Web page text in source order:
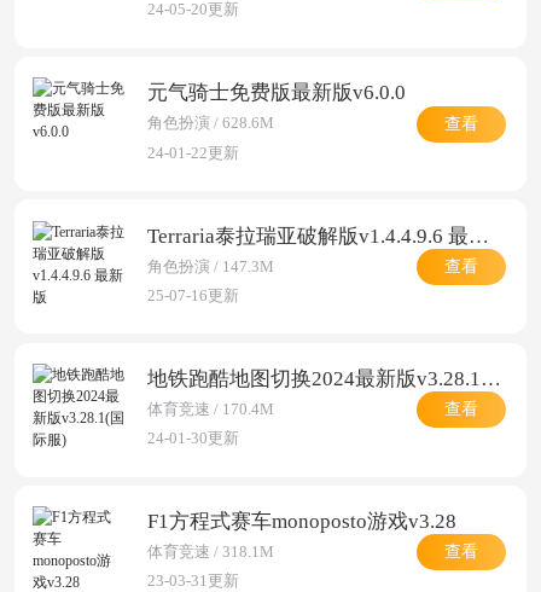
24-05-20更新
元气骑士免费版最新版v6.0.0
角色扮演 / 628.6M
24-01-22更新
查看
Terraria泰拉瑞亚破解版v1.4.4.9.6 最新版
角色扮演 / 147.3M
25-07-16更新
查看
地铁跑酷地图切换2024最新版v3.28.1(国际服)
体育竞速 / 170.4M
24-01-30更新
查看
F1方程式赛车monoposto游戏v3.28
体育竞速 / 318.1M
23-03-31更新
查看